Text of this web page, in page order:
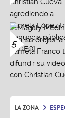
5
LA ZONA